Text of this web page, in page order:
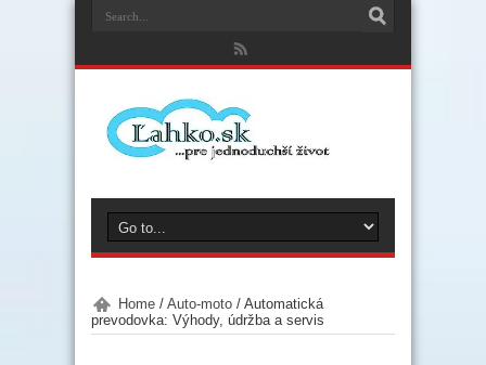
Home / Auto-moto / Automatická
prevodovka: Výhody, údržba a servis